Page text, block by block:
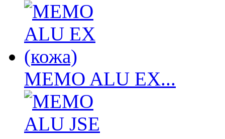
MEMO ALU EX...